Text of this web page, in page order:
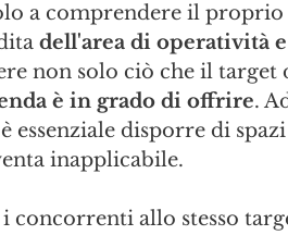
a comprendere il
dell'area di operatività
non solo ciò che il target
è in grado di offrire.
essenziale disporre di
inapplicabile.
concorrenti allo stesso